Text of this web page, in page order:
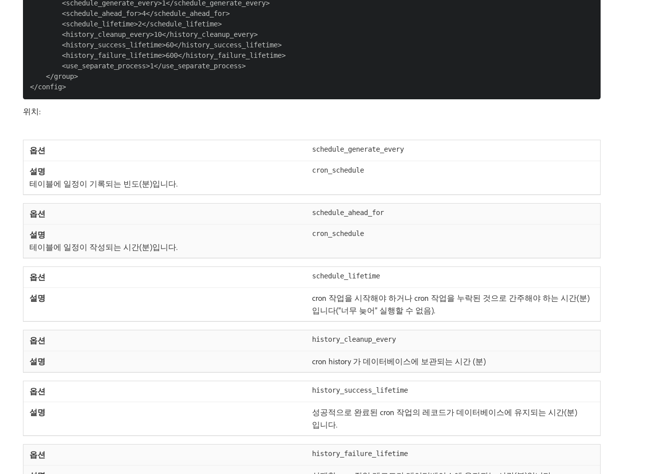
        <schedule_generate_every>1</schedule_generate_every>
        <schedule_ahead_for>4</schedule_ahead_for>
        <schedule_lifetime>2</schedule_lifetime>
        <history_cleanup_every>10</history_cleanup_every>
        <history_success_lifetime>60</history_success_lifetime>
        <history_failure_lifetime>600</history_failure_lifetime>
        <use_separate_process>1</use_separate_process>
    </group>
위치:
schedule_generate_every
cron_schedule
테이블에 일정이 기록되는 빈도(분)입니다.
schedule_ahead_for
cron_schedule
테이블에 일정이 작성되는 시간(분)입니다.
schedule_lifetime
cron 작업을 시작해야 하거나 cron 작업을 누락된 것으로 간주해야 하는 시간(분)
입니다(“너무 늦어” 실행할 수 없음).
history_cleanup_every
cron history 가 데이터베이스에 보관되는 시간 (분)
history_success_lifetime
성공적으로 완료된 cron 작업의 레코드가 데이터베이스에 유지되는 시간(분)
입니다.
history_failure_lifetime